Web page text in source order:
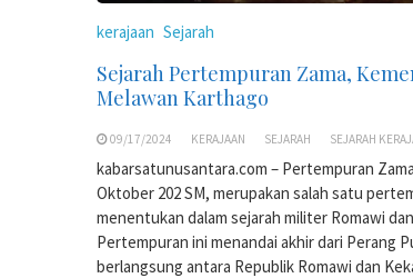
kerajaan Sejarah
Sejarah Pertempuran Zama,
Melawan Karthago
09/17/2024 KERAJAAN SEJARAH SEJARAH
kabarsatunusantara.com – Pertempuran
Oktober 202 SM, merupakan salah satu
menentukan dalam sejarah militer Romawi
Pertempuran ini menandai akhir dari Perang
berlangsung antara Republik Romawi dan